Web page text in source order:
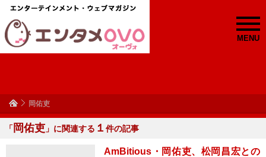
MENU
岡佑吏
「 岡佑吏 」に関連する １ 件の記事
AmBitious・岡佑吏、松岡昌宏との